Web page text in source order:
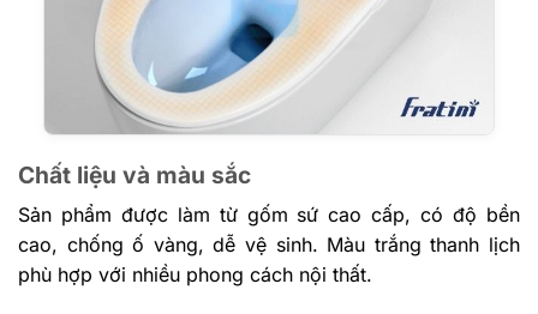
Chất liệu và màu sắc
Sản phẩm được làm từ gốm sứ cao cấp, có độ bền
cao, chống ố vàng, dễ vệ sinh. Màu trắng thanh lịch
phù hợp với nhiều phong cách nội thất.